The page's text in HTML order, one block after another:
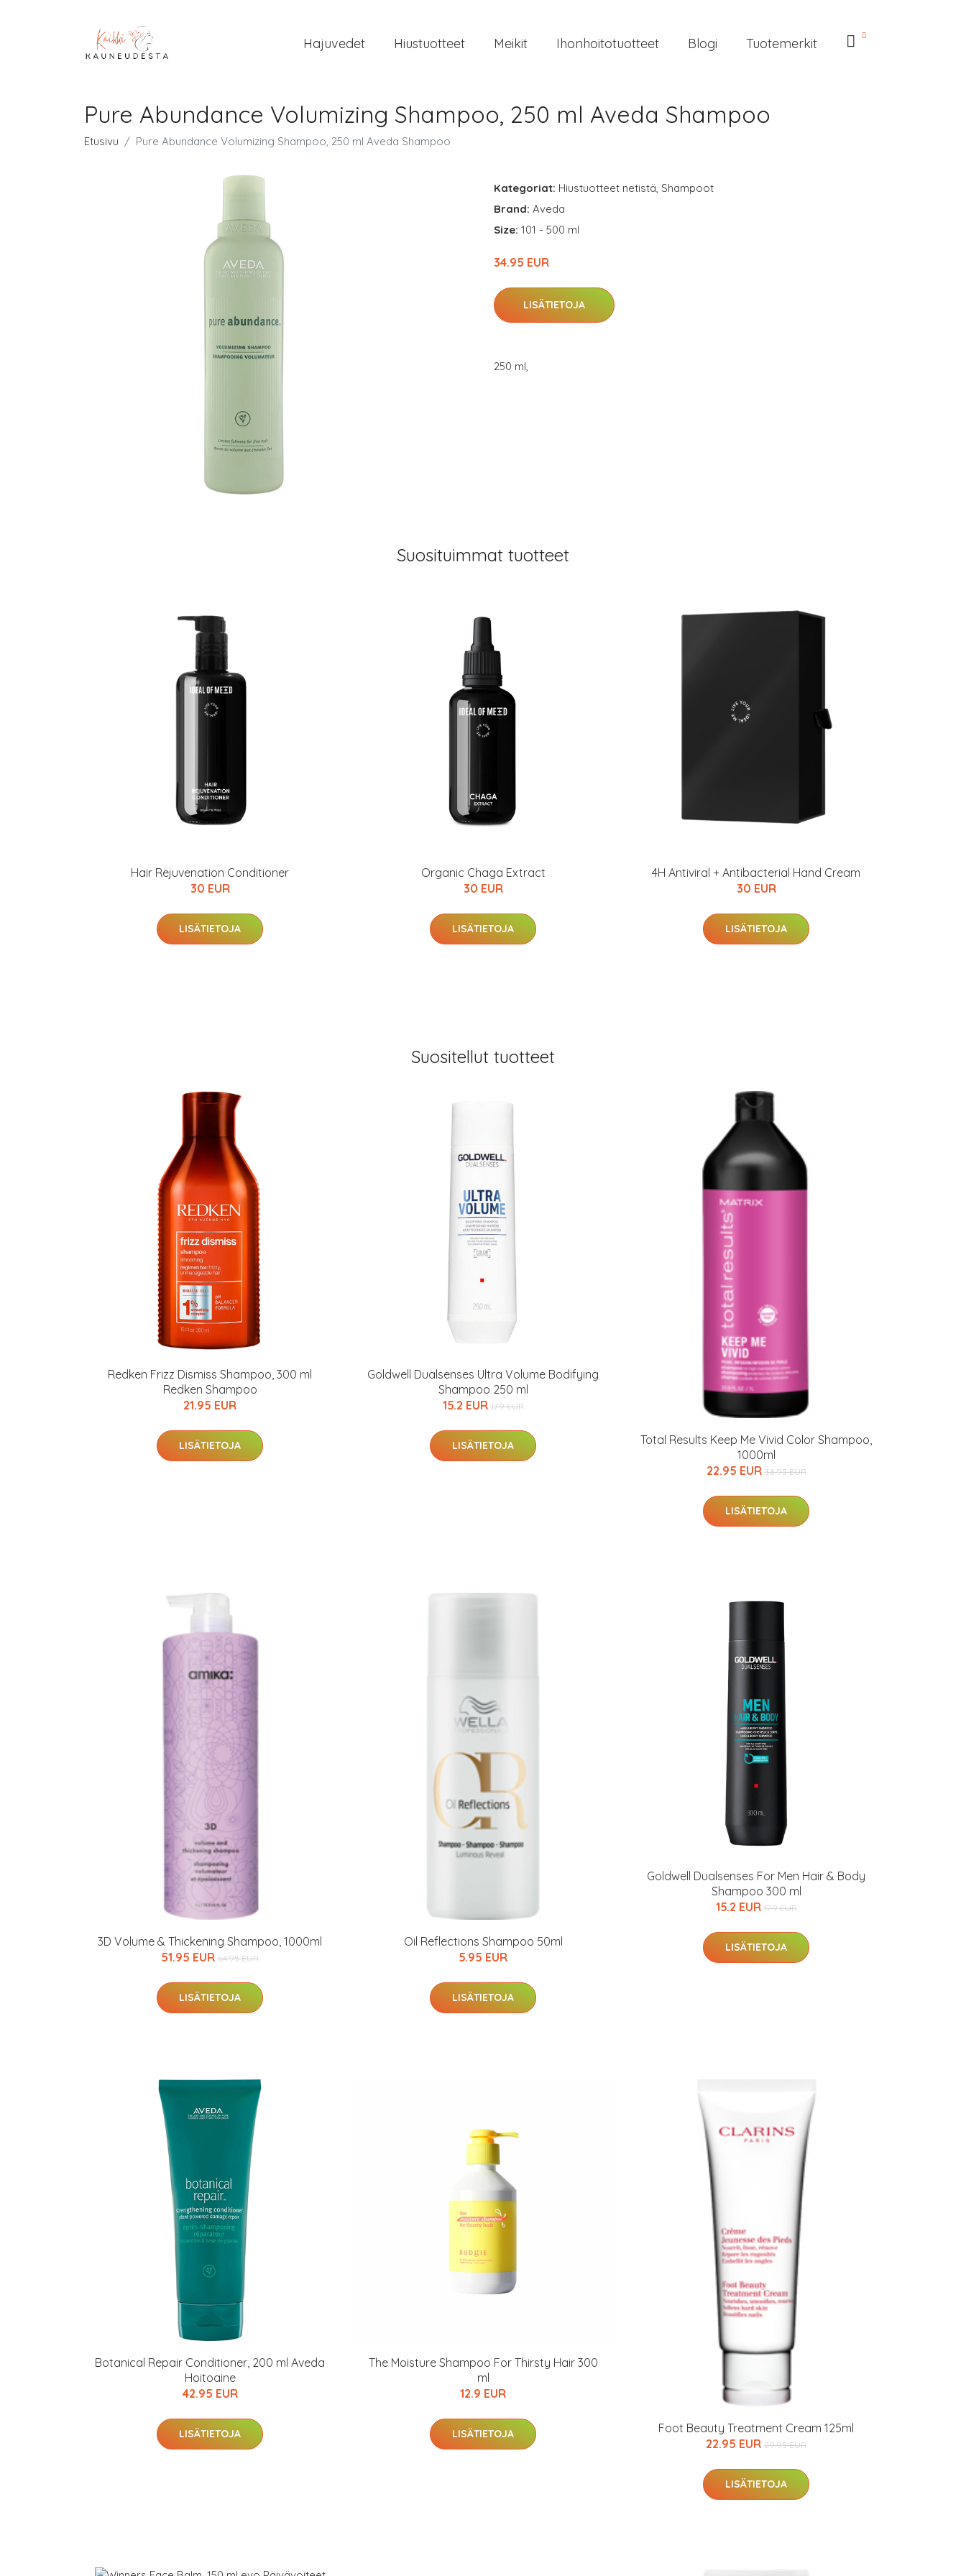
Hajuvedet Hiustuotteet Meikit Ihonhoitotuotteet Blogi Tuotemerkit
Pure Abundance Volumizing Shampoo, 250 ml Aveda Shampoo
Etusivu Pure Abundance Volumizing Shampoo, 250 ml Aveda Shampoo
Kategoriat: Hiustuotteet netistä, Shampoot
Brand: Aveda
Size: 101 - 500 ml
34.95 EUR
LISÄTIETOJA
250 ml,
Suosituimmat tuotteet
Hair Rejuvenation Conditioner
30 EUR
LISÄTIETOJA
Organic Chaga Extract
30 EUR
LISÄTIETOJA
4H Antiviral + Antibacterial Hand Cream
30 EUR
LISÄTIETOJA
Suositellut tuotteet
Redken Frizz Dismiss Shampoo, 300 ml
Redken Shampoo
21.95 EUR
LISÄTIETOJA
Goldwell Dualsenses Ultra Volume Bodifying
Shampoo 250 ml
15.2 EUR 17.9 EUR
LISÄTIETOJA
Total Results Keep Me Vivid Color Shampoo,
1000ml
22.95 EUR 38.95 EUR
LISÄTIETOJA
3D Volume & Thickening Shampoo, 1000ml
51.95 EUR 64.95 EUR
LISÄTIETOJA
Oil Reflections Shampoo 50ml
5.95 EUR
LISÄTIETOJA
Goldwell Dualsenses For Men Hair & Body
Shampoo 300 ml
15.2 EUR 17.9 EUR
LISÄTIETOJA
Botanical Repair Conditioner, 200 ml Aveda
Hoitoaine
42.95 EUR
LISÄTIETOJA
The Moisture Shampoo For Thirsty Hair 300
ml
12.9 EUR
LISÄTIETOJA
Foot Beauty Treatment Cream 125ml
22.95 EUR 29.95 EUR
LISÄTIETOJA
Kaikki IdealofMeDin tuotteet -20 %!
Varaa terveystarkastus
hintaan.
KATSO TARJOUS